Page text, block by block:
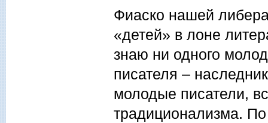
Фиаско нашей
«детей» в лоне
знаю ни одного
писателя –
молодые писатели,
традиционализма.